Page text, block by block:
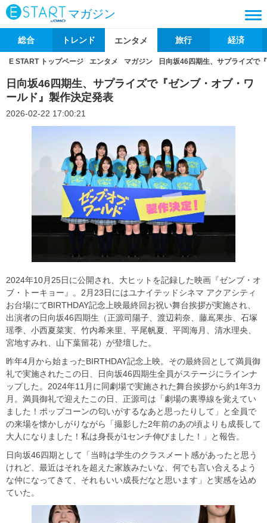
マガジン
総合 トレンド エンタメ 旅行 経済
E START トップページ エンタメ マガジン 日向坂46四期生、サプライズで
日向坂46四期生、サプライズで『ゼンブ・オブ・ワ
ールド』製作決定発表
2026-02-22 17:00:21
2024年10月25日に公開され、大ヒットを記録した映画『ゼンブ・オ
ブ・トーキョー』。2月23日にはユナイテッドシネマ アクアシティ
お台場にてBIRTHDAY記念上映最終回お祝い舞台挨拶が実施され、
出演者の日向坂46四期生（正源司陽子、渡辺莉奈、藤嶌果歩、石塚
瑶季、小西夏菜実、竹内希来里、平尾帆夏、平岡海月、清水理央、
宮地すみれ、山下葉留花）が登壇した。
昨年4月から始まったBIRTHDAY記念上映。その最終回として満員御
礼で実施されたこの日、日向坂46四期生全員がステージにラインナ
ップした。2024年11月に同劇場で実施された舞台挨拶から約1年3カ
月。満員御礼で迎えたこの日、正源司は「劇場の裏導線を覚えてい
ました！ポップコーンの匂いがするなあと思ったりして」と全員で
の来場を懐かしがりながら「撮影した2年前のあの頃よりも成長して
大人になりました！私は身長が1センチ伸びました！」と報告。
日向坂46四期として「当時は学生のクラスメート感があったと思う
けれど、最近はそれを超えた家族みたいな、何でも言い合えるよう
な仲になってきて、それもいい成長だなと思います」と実感を込め
ていた。